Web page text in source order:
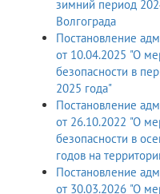
зимний период
Волгограда
Постановление
от 10.04.2025 "О мерах по усилению пожарной
безопасности в
2025 года"
Постановление
от 26.10.2022 "О
безопасности в
годов на
Постановление
от 30.03.2026 "О мерах по усилению пожарной